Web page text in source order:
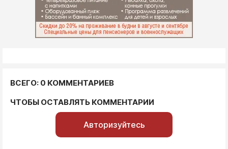
ВСЕГО: 0 КОММЕНТАРИЕВ
ЧТОБЫ ОСТАВЛЯТЬ КОММЕНТАРИИ
Авторизуйтесь